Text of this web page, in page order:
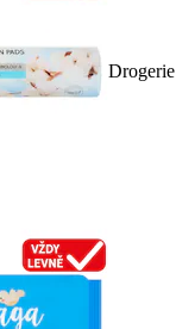
Drogerie